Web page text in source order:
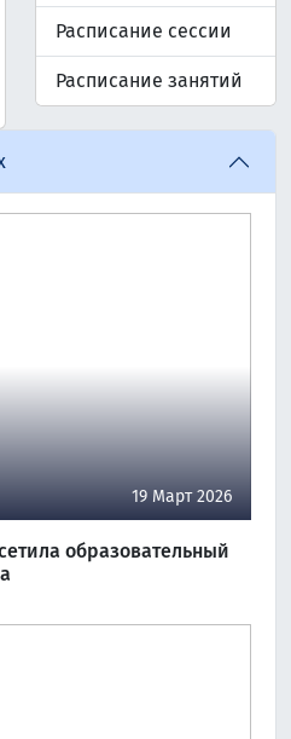
Расписание сессии
Расписание занятий
19 Март 2026
образовательный